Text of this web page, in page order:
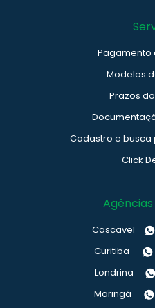
Pagamento
Modelos
Prazos
Cadastro e
Click
Agências
Cascavel
Curitiba
Londrina
Maringá